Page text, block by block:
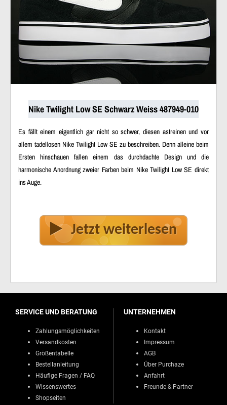
Nike Twilight Low SE Schwarz Weiss 487949-010
Es fällt einem eigentlich gar nicht so schwer, diesen astreinen und vor
allem tadellosen Nike Twilight Low SE zu beschreiben. Denn alleine beim
Ersten hinschauen fallen einem das durchdachte Design und die
harmonische Anordnung zweier Farben beim Nike Twilight Low SE direkt
ins Auge.
Jetzt weiterlesen
SERVICE UND BERATUNG
Zahlungsmöglichkeiten
Versandkosten
Größentabelle
Bestellanleitung
Häufige Fragen / FAQ
Wissenswertes
Shopseiten
UNTERNEHMEN
Kontakt
Impressum
AGB
Über Purchaze
Anfahrt
Freunde & Partner